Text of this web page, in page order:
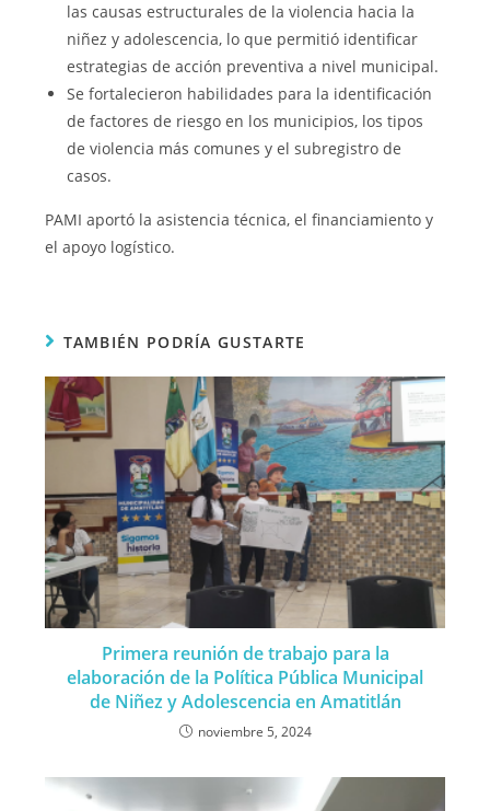
las causas estructurales de la violencia hacia la
niñez y adolescencia, lo que permitió identificar
estrategias de acción preventiva a nivel municipal.
Se fortalecieron habilidades para la identificación
de factores de riesgo en los municipios, los tipos
de violencia más comunes y el subregistro de
casos.
PAMI aportó la asistencia técnica, el financiamiento y
el apoyo logístico.
TAMBIÉN PODRÍA GUSTARTE
Primera reunión de trabajo para la
elaboración de la Política Pública Municipal
de Niñez y Adolescencia en Amatitlán
noviembre 5, 2024